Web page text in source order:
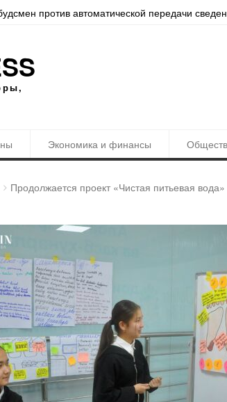
стать точнее. Ташкент обновлён в Yandex
Экономика и финансы
Продолжается проект «Чистая питьевая вода»